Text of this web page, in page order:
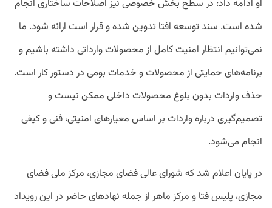
او ادامه داد: در سطح بخش خصوصی نیز اصلاحات ساختاری انجام
شده است. سند توسعه افتا تدوین شده و قرار است ارائه شود. ما
نمی‌توانیم انتظار امنیت کامل از محصولات وارداتی داشته باشیم و
برنامه‌های حمایتی از محصولات و خدمات بومی در دستور کار است.
حذف واردات بدون بلوغ محصولات داخلی ممکن نیست و
تصمیم‌گیری درباره واردات بر اساس معیارهای امنیتی، فنی و کیفی
انجام می‌شود.
در پایان اعلام شد که شورای عالی فضای مجازی، مرکز ملی فضای
مجازی، پلیس فتا و مرکز ماهر از جمله نهادهای حاضر در این رویداد